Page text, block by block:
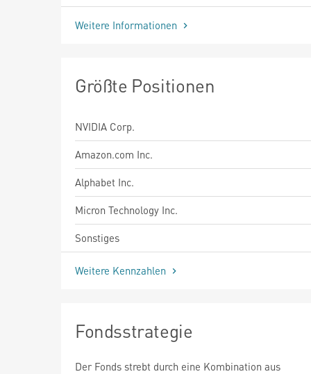
Weitere Informationen
Größte Positionen
NVIDIA Corp.
Amazon.com Inc.
Alphabet Inc.
Micron Technology Inc.
Sonstiges
Weitere Kennzahlen
Fondsstrategie
Der Fonds strebt durch eine Kombination aus